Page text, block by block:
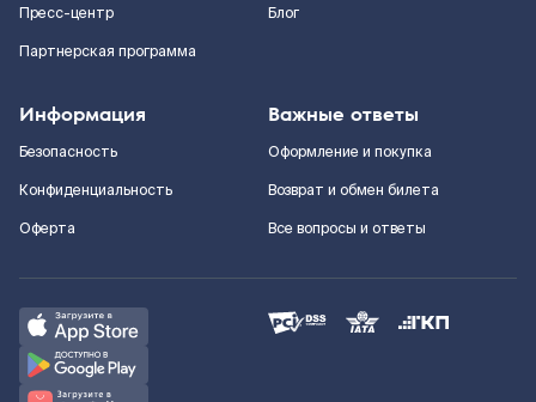
Пресс-центр
Партнерская программа
Блог
Информация
Безопасность
Конфиденциальность
Оферта
Важные ответы
Оформление и покупка
Возврат и обмен билета
Все вопросы и ответы